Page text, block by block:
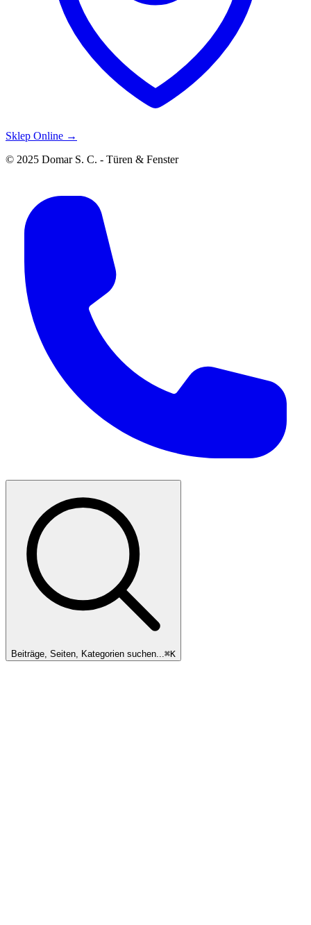
Sklep Online →
© 2025 Domar S. C. - Türen & Fenster
Beiträge, Seiten, Kategorien suchen...⌘K